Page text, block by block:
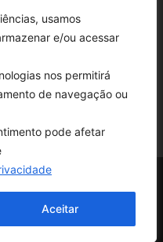
usamos
e/ou acessar
nos permitirá
de navegação ou
pode afetar
Aceitar
É proibida a reprodução do
eletrônico ou impresso,